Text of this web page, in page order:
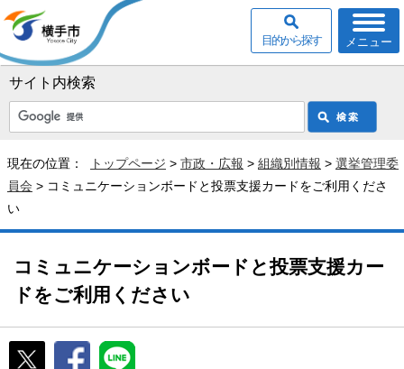
サイト内検索
メニュー
目的から探す
現在の位置： トップページ > 市政・広報 > 組織別情報 > 選挙管理委
員会 > コミュニケーションボードと投票支援カードをご利用くださ
い
コミュニケーションボードと投票支援カー
ドをご利用ください